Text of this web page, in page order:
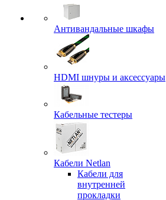
Антивандальные шкафы
HDMI шнуры и аксессуары
Кабельные тестеры
Кабели Netlan
Кабели для
внутренней
прокладки